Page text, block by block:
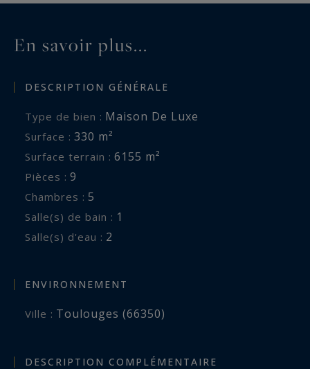
En savoir plus...
DESCRIPTION GÉNÉRALE
Type de bien : Maison De Luxe
Surface : 330 m²
Surface terrain : 6155 m²
Pièces : 9
Chambres : 5
Salle(s) de bain : 1
Salle(s) d'eau : 2
ENVIRONNEMENT
Ville : Toulouges (66350)
DESCRIPTION COMPLÉMENTAIRE